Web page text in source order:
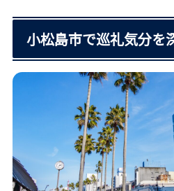
小松島市で巡礼気分を